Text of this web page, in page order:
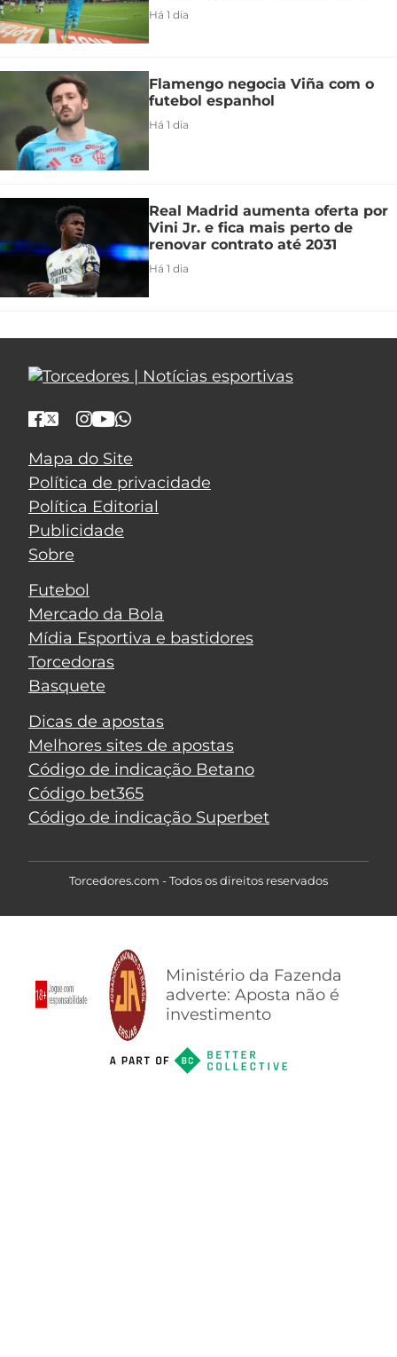
Há 1 dia
Flamengo negocia Viña com o
futebol espanhol
Há 1 dia
Real Madrid aumenta oferta por
Vini Jr. e fica mais perto de
renovar contrato até 2031
Há 1 dia
Mapa do Site
Política de privacidade
Política Editorial
Publicidade
Sobre
Futebol
Mercado da Bola
Mídia Esportiva e bastidores
Torcedoras
Basquete
Dicas de apostas
Melhores sites de apostas
Código de indicação Betano
Código bet365
Código de indicação Superbet
Torcedores.com - Todos os direitos reservados
Ministério da Fazenda
adverte: Aposta não é
investimento